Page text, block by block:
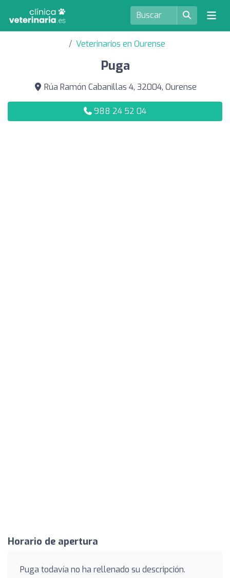
Veterinarios en Ourense
Puga
Rúa Ramón Cabanillas 4, 32004, Ourense
988 24 52 04
Horario de apertura
Puga todavía no ha rellenado su descripción.